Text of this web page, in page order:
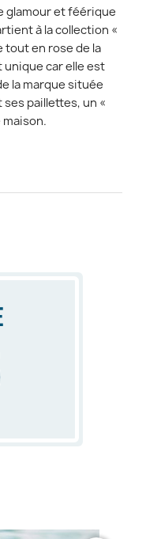
glamour et féérique
à la collection «
tout en rose de la
unique car elle est
la marque située
ses paillettes, un «